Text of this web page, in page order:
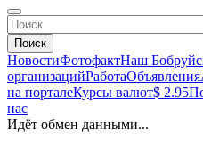
Поиск
НовостиФотофактНаш
организацийРаботаОбъявления
на порталеКурсы валют$ 2.95
нас
Идёт обмен данными...